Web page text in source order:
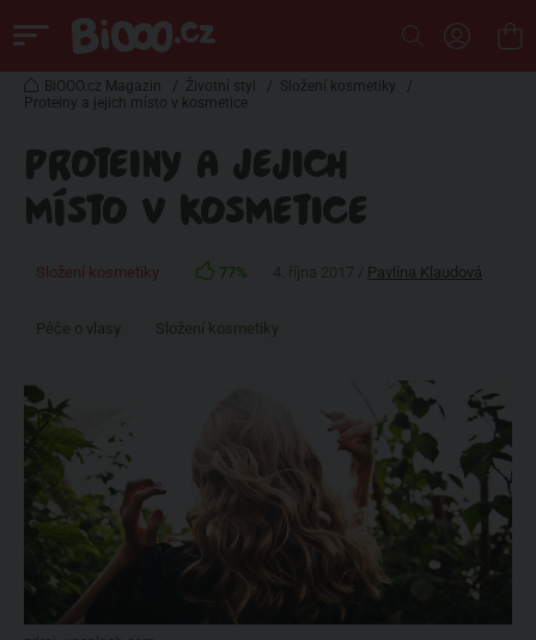
BiOOO.cz Magazin / Životní styl / Složení kosmetiky
/
Proteiny a jejich místo v kosmetice
PROTEINY A JEJICH
MÍSTO V KOSMETICE
Složení kosmetiky 77% Pavlína Klaudová
Péče o vlasy Složení kosmetiky